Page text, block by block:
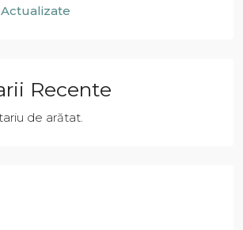
Recente
de arătat.